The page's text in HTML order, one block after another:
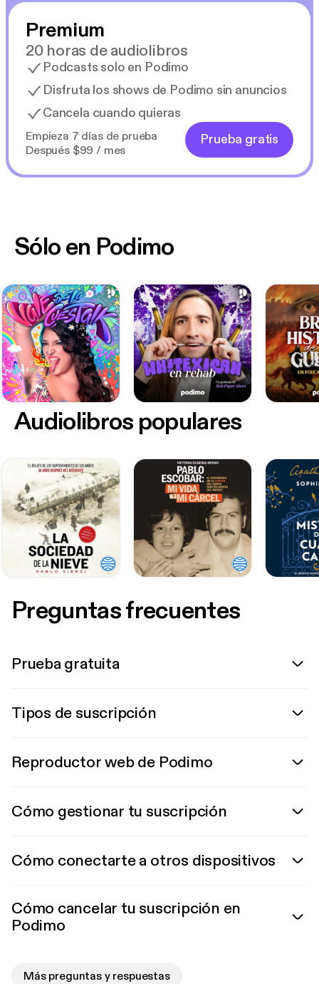
Premium
20 horas de audiolibros
Podcasts solo en Podimo
Disfruta los shows de Podimo sin anuncios
Cancela cuando quieras
Empieza 7 días de prueba
Después $99 / mes
Prueba gratis
Sólo en Podimo
Audiolibros populares
Preguntas frecuentes
Prueba gratuita
Tipos de suscripción
Reproductor web de Podimo
Cómo gestionar tu suscripción
Cómo conectarte a otros dispositivos
Cómo cancelar tu suscripción en
Podimo
Más preguntas y respuestas